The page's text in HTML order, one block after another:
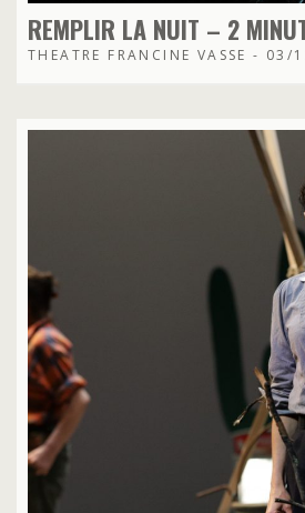
REMPLIR LA NUIT – 2
THEATRE FRANCINE VASSE - 03/